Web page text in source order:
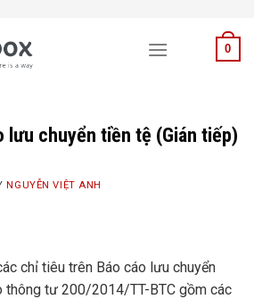
0
lưu chuyển tiền tệ (Gián tiếp)
NGUYỄN VIỆT ANH
chỉ tiêu trên Báo cáo lưu chuyển
thông tư 200/2014/TT-BTC gồm các